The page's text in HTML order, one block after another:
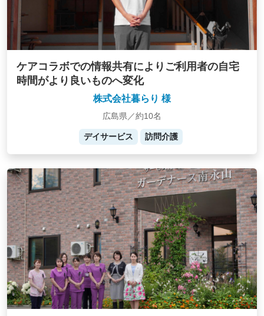
ケアコラボでの情報共有によりご利用者の自宅
時間がより良いものへ変化
株式会社暮らり 様
広島県／約10名
デイサービス 訪問介護